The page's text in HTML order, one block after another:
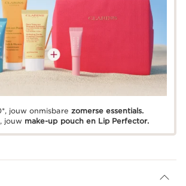
jouw onmisbare zomerse essentials.
jouw make-up pouch en Lip Perfector.